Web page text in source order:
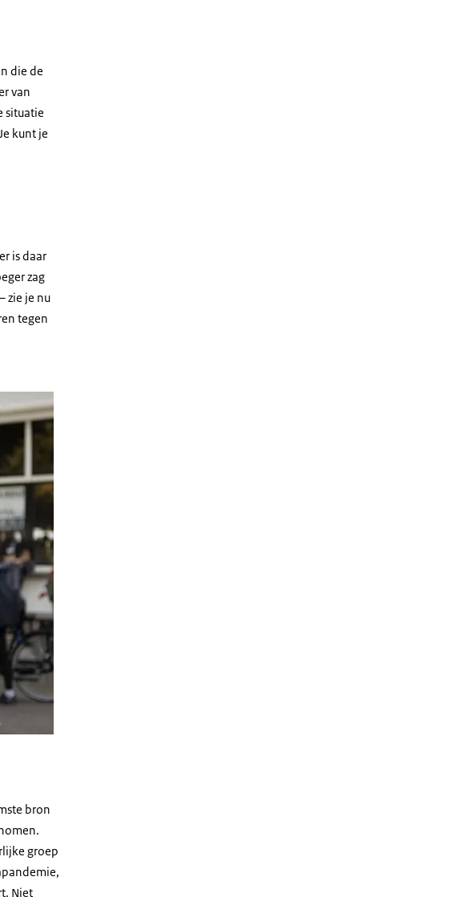
die de
van
situatie
kunt je
is daar
zag
zie je nu
tegen
bron
groep
Niet